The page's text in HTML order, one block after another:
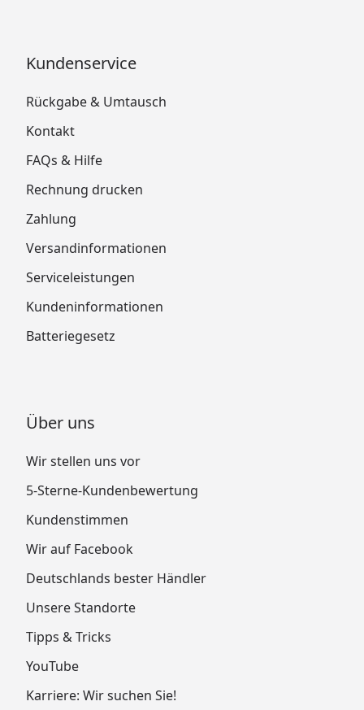
Kundenservice
Rückgabe & Umtausch
Kontakt
FAQs & Hilfe
Rechnung drucken
Zahlung
Versandinformationen
Serviceleistungen
Kundeninformationen
Batteriegesetz
Über uns
Wir stellen uns vor
5-Sterne-Kundenbewertung
Kundenstimmen
Wir auf Facebook
Deutschlands bester Händler
Unsere Standorte
Tipps & Tricks
YouTube
Karriere: Wir suchen Sie!